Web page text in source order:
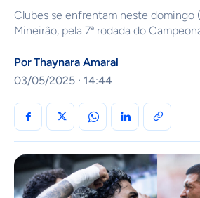
Clubes se enfrentam neste domingo
Mineirão, pela 7ª rodada do
PorThaynara Amaral
03/05/2025 · 14:44